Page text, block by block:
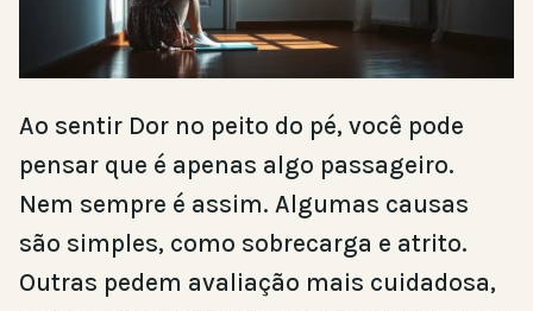
Ao sentir Dor no peito do pé, você pode
pensar que é apenas algo passageiro.
Nem sempre é assim. Algumas causas
são simples, como sobrecarga e atrito.
Outras pedem avaliação mais cuidadosa,